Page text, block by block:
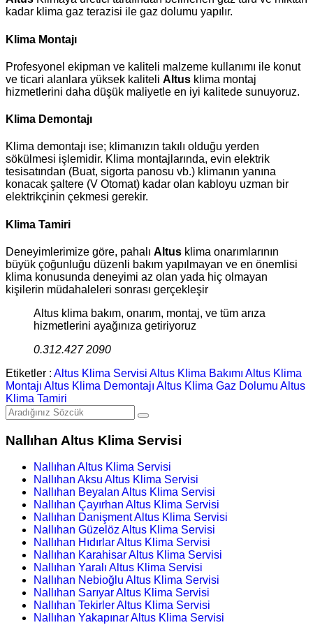
kadar klima gaz terazisi ile gaz dolumu yapılır.
Klima Montajı
Profesyonel ekipman ve kaliteli malzeme kullanımı ile konut
ve ticari alanlara yüksek kaliteli Altus klima montaj
hizmetlerini daha düşük maliyetle en iyi kalitede sunuyoruz.
Klima Demontajı
Klima demontajı ise; klimanızın takılı olduğu yerden
sökülmesi işlemidir. Klima montajlarında, evin elektrik
tesisatından (Buat, sigorta panosu vb.) klimanın yanına
konacak şaltere (V Otomat) kadar olan kabloyu uzman bir
elektrikçinin çekmesi gerekir.
Klima Tamiri
Deneyimlerimize göre, pahalı Altus klima onarımlarının
büyük çoğunluğu düzenli bakım yapılmayan ve en önemlisi
klima konusunda deneyimi az olan yada hiç olmayan
kişilerin müdahaleleri sonrası gerçekleşir
Altus klima bakım, onarım, montaj, ve tüm arıza
hizmetlerini ayağınıza getiriyoruz
0.312.427 2090
Etiketler : Altus Klima Servisi Altus Klima Bakımı Altus Klima
Montajı Altus Klima Demontajı Altus Klima Gaz Dolumu Altus
Klima Tamiri
Nallıhan Altus Klima Servisi
Nallıhan Altus Klima Servisi
Nallıhan Aksu Altus Klima Servisi
Nallıhan Beyalan Altus Klima Servisi
Nallıhan Çayırhan Altus Klima Servisi
Nallıhan Danişment Altus Klima Servisi
Nallıhan Güzelöz Altus Klima Servisi
Nallıhan Hıdırlar Altus Klima Servisi
Nallıhan Karahisar Altus Klima Servisi
Nallıhan Yaralı Altus Klima Servisi
Nallıhan Nebioğlu Altus Klima Servisi
Nallıhan Sarıyar Altus Klima Servisi
Nallıhan Tekirler Altus Klima Servisi
Nallıhan Yakapınar Altus Klima Servisi